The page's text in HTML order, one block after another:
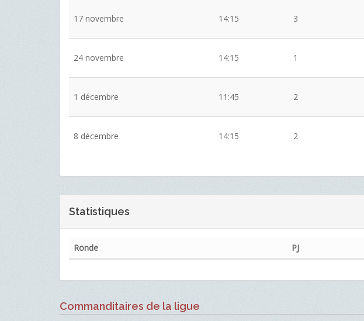
17 novembre 14:15 3
24 novembre 14:15 1
1 décembre 11:45 2
8 décembre 14:15 2
Statistiques
Ronde PJ
Commanditaires de la ligue